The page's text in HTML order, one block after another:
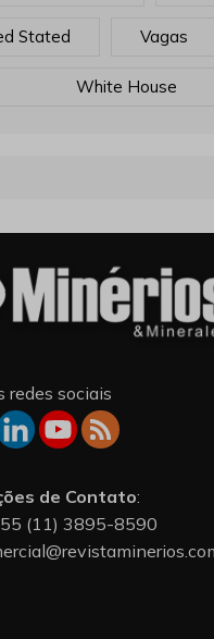
Stated Vagas
White House
redes sociais
de Contato:
(11) 3895-8590